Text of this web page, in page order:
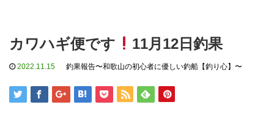
カワハギ便です 11月12日釣果
2022.11.15 釣果報告〜和歌山の初心者に優しい釣船【釣り心】〜